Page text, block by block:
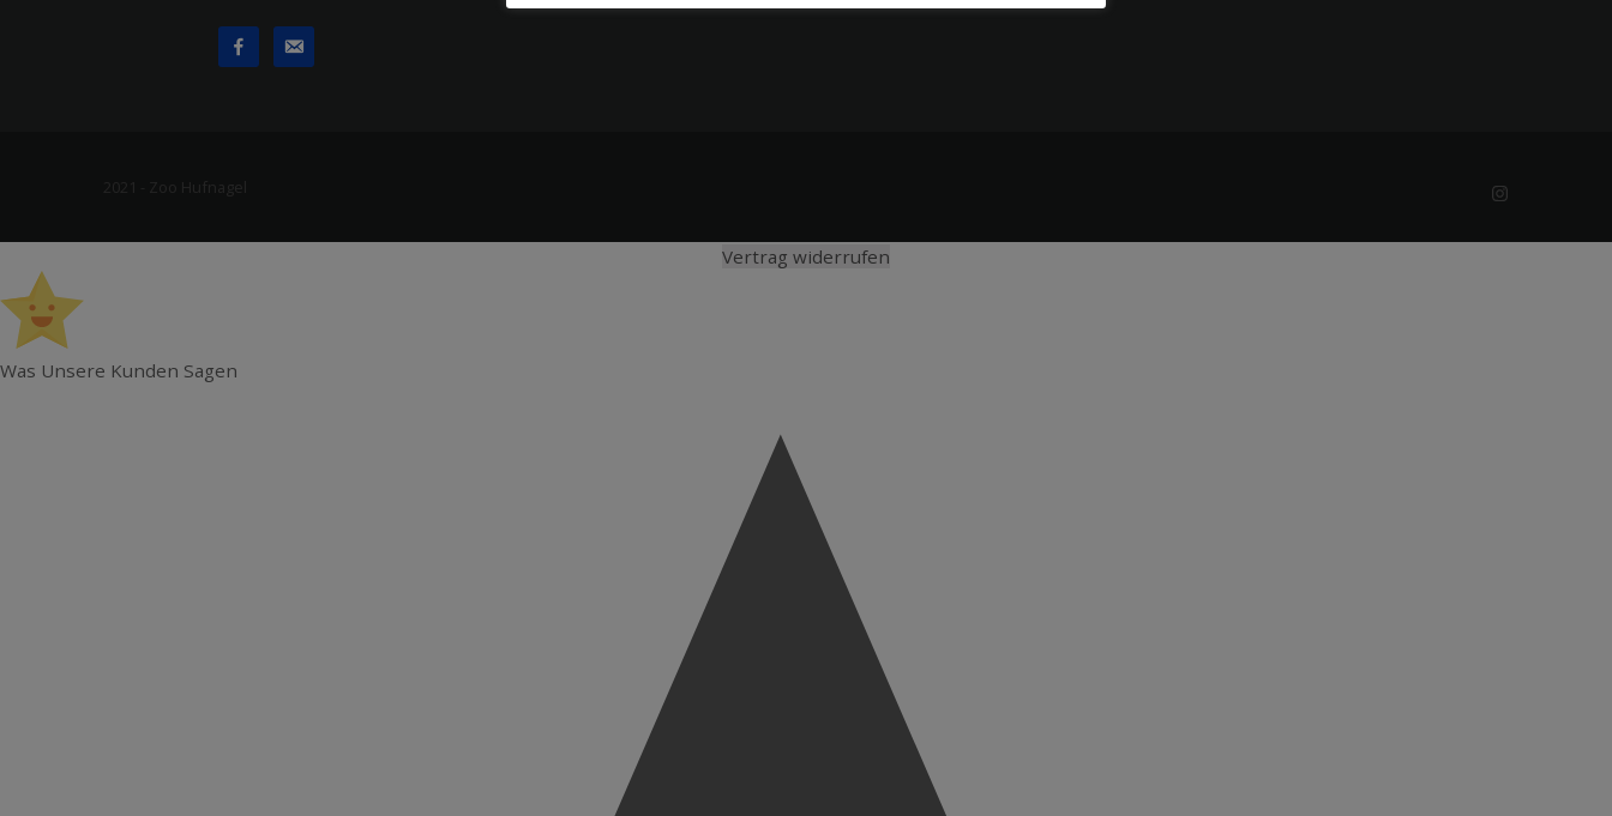
Vertrag widerrufen
Was Unsere Kunden Sagen